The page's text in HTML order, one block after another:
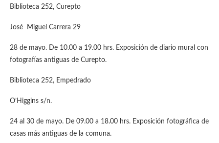
Biblioteca 252, Curepto
José Miguel Carrera 29
28 de mayo. De 10.00 a 19.00 hrs. Exposición de diario mural con
fotografías antiguas de Curepto.
Biblioteca 252, Empedrado
O’Higgins s/n.
24 al 30 de mayo. De 09.00 a 18.00 hrs. Exposición fotográfica de
casas más antiguas de la comuna.